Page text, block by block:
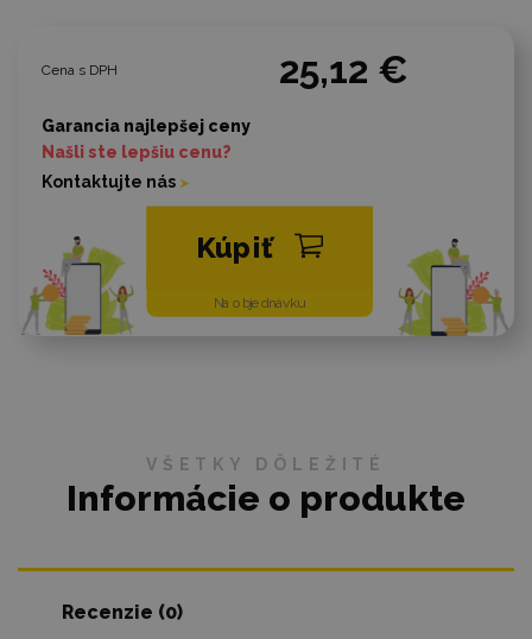
Cena s DPH 25,12 €
Na objednávku
Kúpiť
Garancia najlepšej ceny
Našli ste lepšiu cenu?
Kontaktujte nás
VŠETKY DÔLEŽITÉ
Informácie o produkte
Recenzie (0)